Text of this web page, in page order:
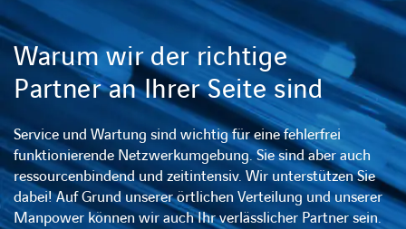
Warum wir der richtige
Partner an Ihrer Seite sind
Service und Wartung sind wichtig für eine fehlerfrei
funktionierende Netzwerkumgebung. Sie sind aber auch
ressourcenbindend und zeitintensiv. Wir unterstützen Sie
dabei! Auf Grund unserer örtlichen Verteilung und unserer
Manpower können wir auch Ihr verlässlicher Partner sein.